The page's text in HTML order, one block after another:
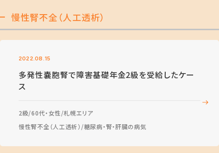
慢性腎不全（人工透析）
2022.08.15
多発性嚢胞腎で障害基礎年金2級を受給したケー
ス
2級 60代・女性 札幌エリア
慢性腎不全（人工透析） 糖尿病・腎・肝臓の病気